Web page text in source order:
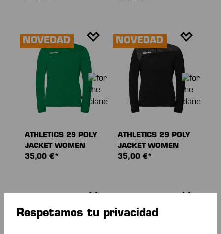
NOVEDAD
ATHLETICS 29 POLY
JACKET WOMEN
35,00 €*
NOVEDAD
ATHLETICS 29 POLY
JACKET WOMEN
35,00 €*
Respetamos tu privacidad